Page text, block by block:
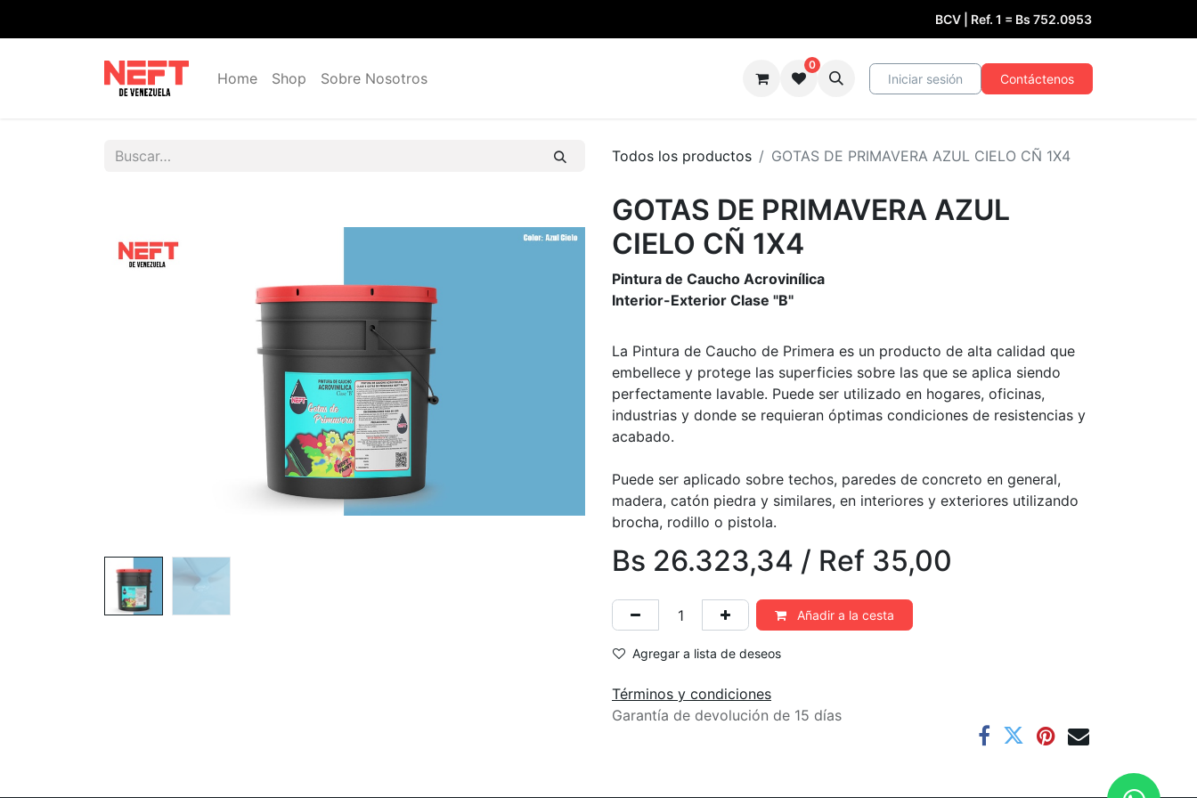
BCV | Ref. 1 = Bs 752.0953
Home Shop Sobre Nosotros
0
Iniciar sesión Contáctenos
Todos los productos GOTAS DE PRIMAVERA AZUL CIELO CÑ 1X4
GOTAS DE PRIMAVERA AZUL
CIELO CÑ 1X4
Pintura de Caucho Acrovinílica
Interior-Exterior Clase "B"
La Pintura de Caucho de Primera es un producto de alta calidad que
embellece y protege las superficies sobre las que se aplica siendo
perfectamente lavable. Puede ser utilizado en hogares, oficinas,
industrias y donde se requieran óptimas condiciones de resistencias y
acabado.
Puede ser aplicado sobre techos, paredes de concreto en general,
madera, catón piedra y similares, en interiores y exteriores utilizando
brocha, rodillo o pistola.
Bs 26.323,34 / Ref 35,00
Añadir a la cesta
Agregar a lista de deseos
Términos y condiciones
Garantía de devolución de 15 días